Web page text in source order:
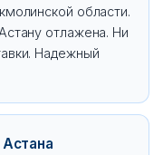
области.
отлажена. Ни
Надежный
Астана